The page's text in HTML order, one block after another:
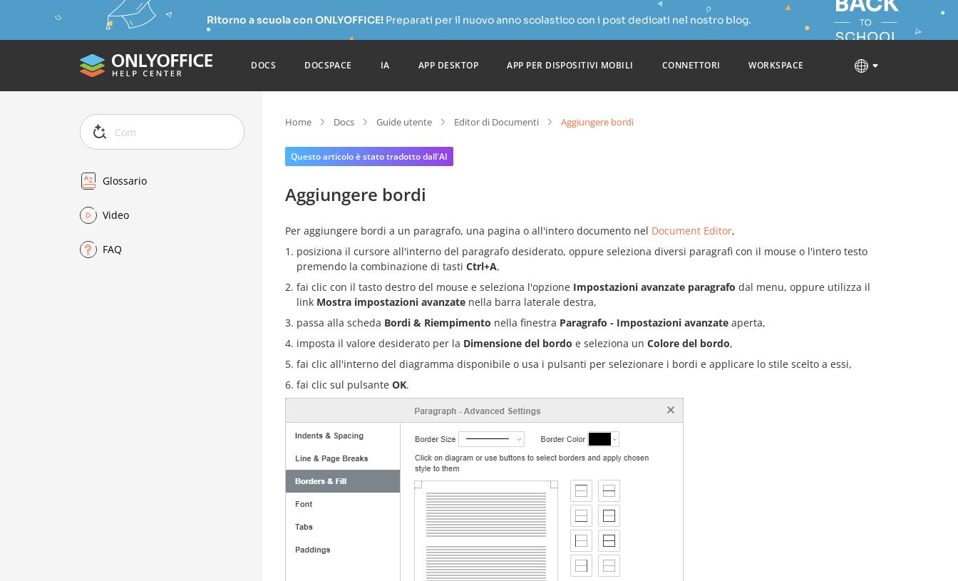
Ritorno a scuola con ONLYOFFICE! Preparati per il nuovo anno scolastico con i post dedicati nel nostro blog.
DOCS DOCSPACE IA APP DESKTOP APP PER DISPOSITIVI MOBILI CONNETTORI WORKSPACE
Glossario
Video
FAQ
Home Docs Guide utente Editor di Documenti Aggiungere bordi
Questo articolo è stato tradotto dall'AI
Aggiungere bordi
Per aggiungere bordi a un paragrafo, una pagina o all'intero documento nel Document Editor,
posiziona il cursore all'interno del paragrafo desiderato, oppure seleziona diversi paragrafi con il mouse o l'intero testo
premendo la combinazione di tasti Ctrl+A,
fai clic con il tasto destro del mouse e seleziona l'opzione Impostazioni avanzate paragrafo dal menu, oppure utilizza il
link Mostra impostazioni avanzate nella barra laterale destra,
passa alla scheda Bordi & Riempimento nella finestra Paragrafo - Impostazioni avanzate aperta,
imposta il valore desiderato per la Dimensione del bordo e seleziona un Colore del bordo,
fai clic all'interno del diagramma disponibile o usa i pulsanti per selezionare i bordi e applicare lo stile scelto a essi,
fai clic sul pulsante OK.